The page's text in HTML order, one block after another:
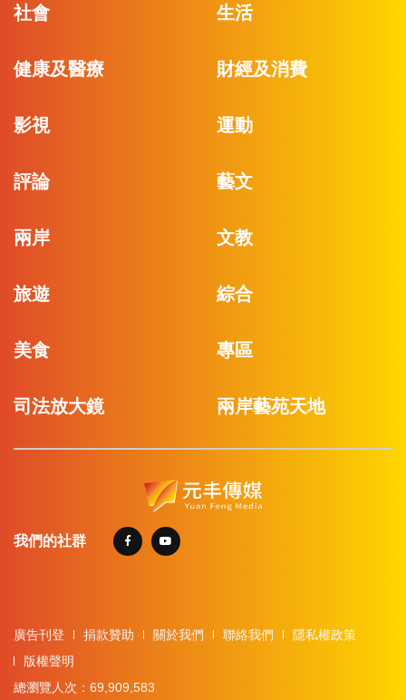
社會 生活
健康及醫療 財經及消費
影視 運動
評論 藝文
兩岸 文教
旅遊 綜合
美食 專區
司法放大鏡 兩岸藝苑天地
我們的社群
廣告刊登 捐款贊助 關於我們 聯絡我們
隱私權政策
版權聲明
總瀏覽人次：69,909,583